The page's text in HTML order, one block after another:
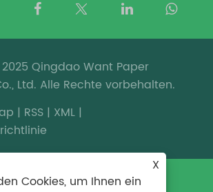
Qingdao Want Paper
Ltd. Alle Rechte vorbehalten.
| RSS | XML |
X
Cookies, um Ihnen ein